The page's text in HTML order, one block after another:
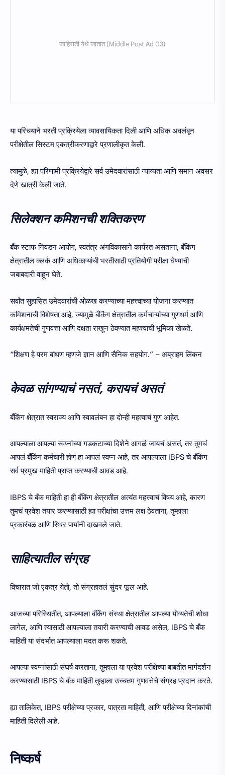
या परिचयाने भरती प्रक्रियेला व्यावसायिकता दिली आणि अधिक अवलंबून
परीक्षेतील सिस्टम एकत्रीकरणाद्वारे प्रणालीकृत केली.
त्यामुळे, ह्या परिणामी प्रक्रियेद्वारे सर्व उमेदवारांसाठी न्याय्यता आणि समान अवसर
देणे खात्री केली जाते.
सिलेक्शन कमिशनची शक्तिकरण
बँक स्टाफ निवडन आयोग, स्वतंत्र अंगविकासाने कार्यरत असताना, बँकिंग
क्षेत्रातील क्लर्क आणि अधिकाऱ्यांची भरतीसाठी प्रतियोगी परीक्षा घेण्याची
जबाबदारी वाहून घेते.
सर्वांत सुहासित उमेदवारांची ओळख करण्याच्या महत्त्वाच्या योजना करण्यात
कमिशनाची विशेषता आहे, ज्यामुळे बँकिंग क्षेत्रातील कर्मचाऱ्यांच्या गुणधर्म आणि
कार्यक्षमतेची गुणवत्ता आणि दक्षता राखून ठेवण्यात महत्त्वाची भूमिका खेळते.
“शिक्षण हे परम बांधण म्हणजे ज्ञान आणि सैनिक सहयोग.” – अब्राहम लिंकन
केवळ सांगण्याचं नसतं, करायचं असतं
बँकिंग क्षेत्रात स्वराज्य आणि स्वावलंबन हा दोन्ही महत्वाचं गुण आहेत.
आपल्याला आपल्या स्वप्नांच्या गडकटाच्या दिशेने आगळं जायचं असतं, तर तुमचं
आपलं बँकिंग कर्मचारी होणं हा आपलं स्वप्न आहे, तर आपल्याला IBPS चे बँकिंग
सर्व प्रमुख माहिती प्राप्त करण्याची आवड आहे.
IBPS चे बँक माहिती हा ही बँकिंग क्षेत्रातील अत्यंत महत्त्वाचं विषय आहे, कारण
तुमचं प्रवेश तयार करण्यासाठी ह्या परीक्षांचा उत्तम लक्ष ठेवताना, तुम्हाला
प्रकारंबळ आणि स्थिर पायांनी दाखवले जाते.
साहित्यातील संग्रह
विचारात जो एकत्र येतो, तो संग्रहातलं सुंदर फूल आहे.
आजच्या परिस्थितीत, आपल्याला बँकिंग संस्था क्षेत्रातील आपल्या योग्यतेची शोधा
लागेल, आणि त्यासाठी आपल्याला तयारी करण्याची आवड असेल, IBPS चे बँक
माहिती या संदर्भात आपल्याला मदत करू शकते.
आपल्या स्वप्नांसाठी संघर्ष करताना, तुम्हाला या प्रवेश परीक्षेच्या बाबतीत मार्गदर्शन
करण्यासाठी IBPS चे बँक माहिती तुम्हाला उच्चतम गुणवत्तेचे संग्रह प्रदान करते.
ह्या तालिकेत, IBPS परीक्षेच्या प्रकार, पात्रता माहिती, आणि परीक्षेच्या दिनांकांची
माहिती दिलेली आहे.
निष्कर्ष